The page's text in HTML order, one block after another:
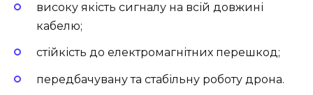
високу якість сигналу на всій довжині
кабелю;
стійкість до електромагнітних перешкод;
передбачувану та стабільну роботу дрона.